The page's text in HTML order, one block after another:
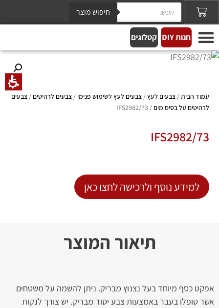
חיפוש מוצר
חנות DIY קטלוגים
עמוד הבית / צבעים לעץ/ צבעים לעץ לשימוש פנימי / צבעים לרהיטים / צבעים
לרהיטים על בסיס מים / IFS2982/73
IFS2982/73
למידע נוסף ולרכישה לחצו כאן
תיאור המוצר
אפקט כסף מיוחד בעל נצנוץ מבריק. ניתן להשמה על משטחים
אשר טופלו בעבר באמצעות צבע יסוד מבריק. יש צורך לנקות